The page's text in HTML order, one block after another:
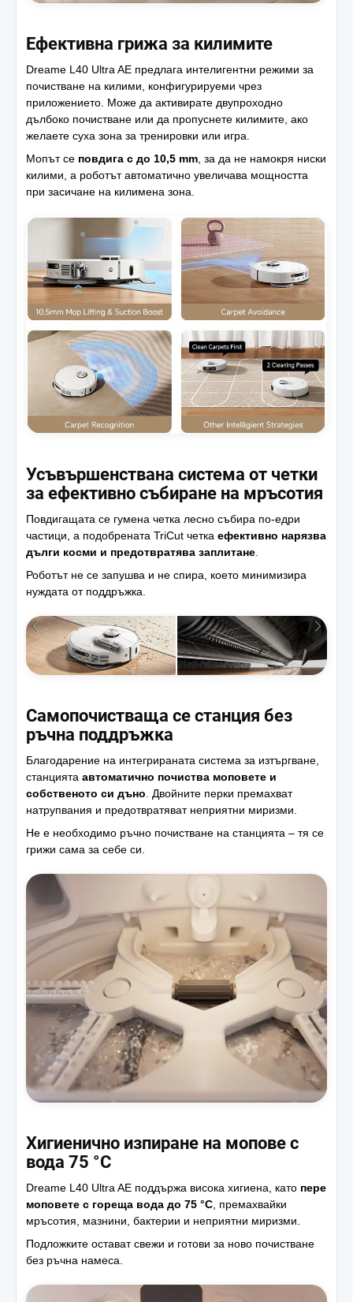
Ефективна грижа за килимите
Dreame L40 Ultra AE предлага интелигентни режими за
почистване на килими, конфигурируеми чрез
приложението. Може да активирате двупроходно
дълбоко почистване или да пропуснете килимите, ако
желаете суха зона за тренировки или игра.
Мопът се повдига с до 10,5 mm , за да не намокря ниски
килими, а роботът автоматично увеличава мощността
при засичане на килимена зона.
Усъвършенствана система от четки
за ефективно събиране на мръсотия
Повдигащата се гумена четка лесно събира по-едри
частици, а подобрената TriCut четка ефективно нарязва
дълги косми и предотвратява заплитане.
Роботът не се запушва и не спира, което минимизира
нуждата от поддръжка.
Самопочистваща се станция без
ръчна поддръжка
Благодарение на интегрираната система за изтъргване,
станцията автоматично почиства моповете и
собственото си дъно . Двойните перки премахват
натрупвания и предотвратяват неприятни миризми.
Не е необходимо ръчно почистване на станцията – тя се
грижи сама за себе си.
Хигиенично изпиране на мопове с
вода 75 °C
Dreame L40 Ultra AE поддържа висока хигиена, като пере
моповете с гореща вода до 75 °C, премахвайки
мръсотия, мазнини, бактерии и неприятни миризми.
Подложките остават свежи и готови за ново почистване
без ръчна намеса.